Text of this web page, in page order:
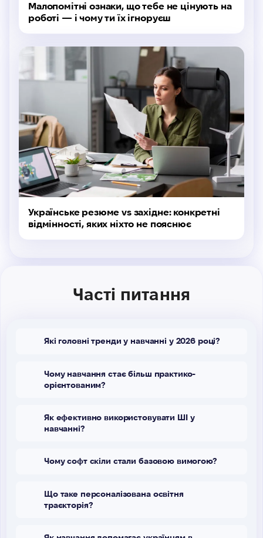
Малопомітні ознаки, що тебе не цінують на
роботі — і чому ти їх ігноруєш
Українське резюме vs західне: конкретні
відмінності, яких ніхто не пояснює
Часті питання
Які головні тренди у навчанні у 2026 році?
Чому навчання стає більш практико-
орієнтованим?
Як ефективно використовувати ШІ у
навчанні?
Чому софт скіли стали базовою вимогою?
Що таке персоналізована освітня
траєкторія?